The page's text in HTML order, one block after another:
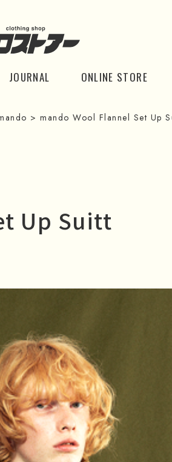
JOURNAL ONLINE STORE
> mando Wool Flannel Set Up
Up Suitt